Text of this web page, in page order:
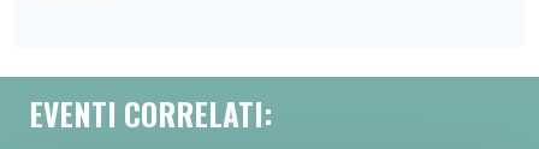
EVENTI CORRELATI: